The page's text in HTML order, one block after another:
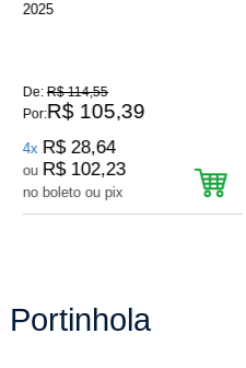
2025
De:R$ 114,55
Por:R$ 105,39
4x R$ 28,64
ou R$ 102,23
no boleto ou pix
Portinhola